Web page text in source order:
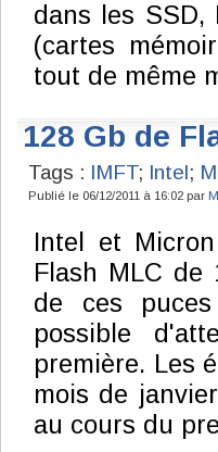
dans les SSD,
(cartes
tout de même
128 Gb de
Tags : IMFT; Intel;
Publié le 06/12/2011 à 16:02 par
Intel et
Flash MLC de
de ces
possible
première. Les
mois de
au cours du